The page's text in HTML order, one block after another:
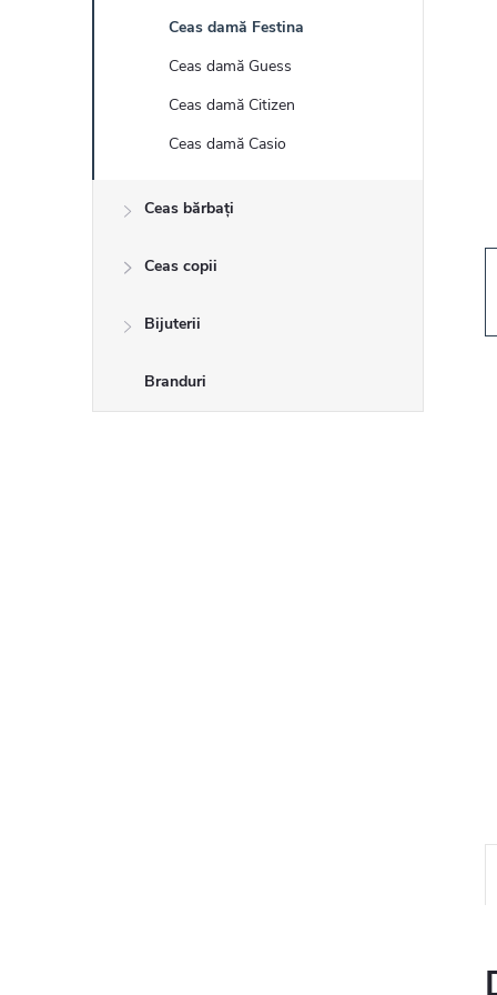
a
a
Ceas damă Festina
Ceas damă Guess
Ceas damă Citizen
Ceas damă Casio
Ceas bărbați
Ceas copii
Bijuterii
Branduri